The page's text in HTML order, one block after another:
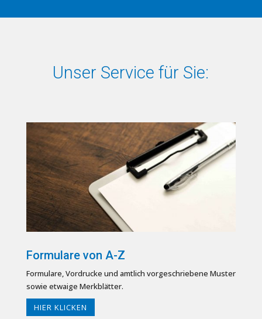
Unser Service für Sie:
Formulare von A-Z
Formulare, Vordrucke und amtlich vorgeschriebene Muster
sowie etwaige Merkblätter.
HIER KLICKEN